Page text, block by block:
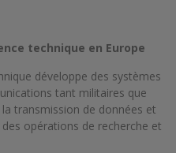
technique en Europe
développe des systèmes
tant militaires que
transmission de données et
opérations de recherche et